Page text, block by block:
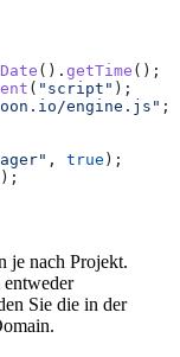
Date (). getTime ();
( "script" );
engine.js" ;
, true );
);
je nach Projekt.
Sie die in der